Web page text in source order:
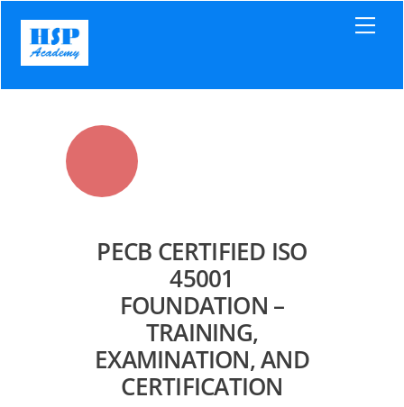
content
PECB CERTIFIED ISO
45001
FOUNDATION –
TRAINING,
EXAMINATION, AND
CERTIFICATION